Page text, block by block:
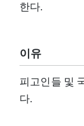
한다.
이유
피고인들 및
다.